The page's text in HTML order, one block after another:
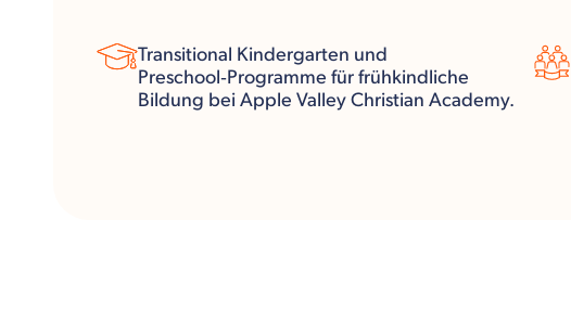
Transitional Kindergarten und
Preschool‑Programme für frühkindliche
Bildung bei Apple Valley Christian Academy.